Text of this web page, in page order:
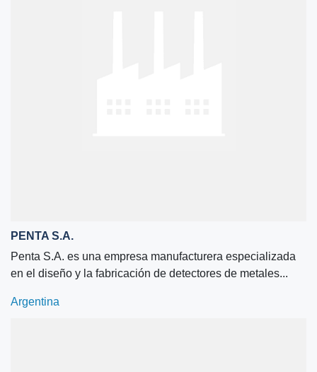
PENTA S.A.
Penta S.A. es una empresa manufacturera especializada
en el diseño y la fabricación de detectores de metales...
Argentina